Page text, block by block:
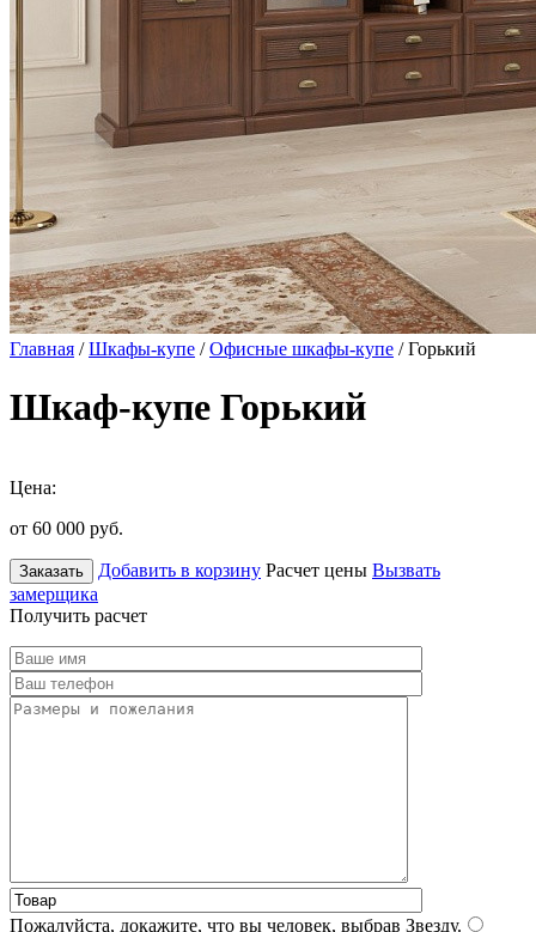
Главная /Шкафы-купе /Офисные шкафы-купе / Горький
Шкаф-купе Горький
Цена:
от 60 000 руб.
Заказать Добавить в корзину Расчет цены Вызвать
замерщика
Получить расчет
Пожалуйста, докажите, что вы человек, выбрав Звезду.